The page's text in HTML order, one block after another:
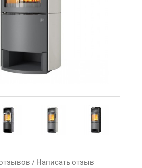
/ Написать отзыв